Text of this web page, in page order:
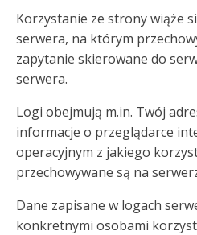
Korzystanie ze strony wiąże
serwera, na którym
zapytanie skierowane do
serwera.
Logi obejmują m.in. Twój
informacje o przeglądarce
operacyjnym z jakiego
przechowywane są na
Dane zapisane w logach
konkretnymi osobami